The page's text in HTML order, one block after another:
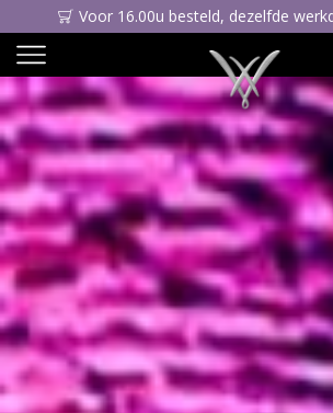
Discreet verpakt, veilig bij